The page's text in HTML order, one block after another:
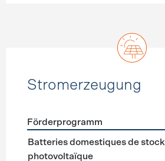
Stromerzeugung
Förderprogramme
Förderprogramm
Batteries domestiques de
photovoltaïque